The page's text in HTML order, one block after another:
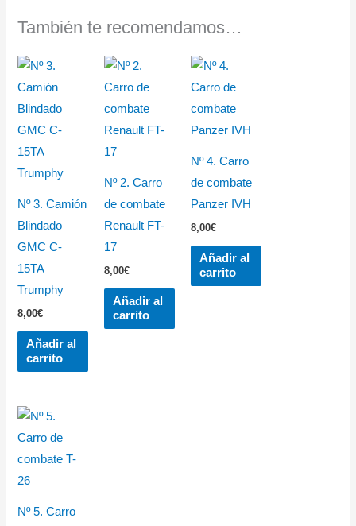
También te recomendamos…
Nº 3. Camión
Blindado
GMC C-
15TA
Trumphy
8,00€
Añadir al
carrito
Nº 2. Carro
de combate
Renault FT-
17
8,00€
Añadir al
carrito
Nº 4. Carro
de combate
Panzer IVH
8,00€
Añadir al
carrito
Nº 5. Carro